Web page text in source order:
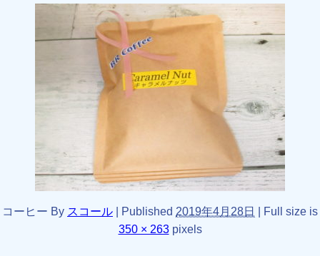
コーヒー By スコール Published 2019年4月28日
Full size is
350 × 263pixels